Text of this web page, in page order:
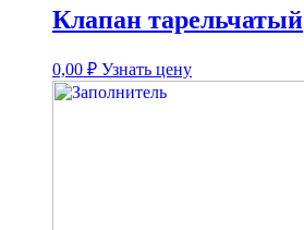
Клапан тарельчатый
0,00 ₽ Узнать цену